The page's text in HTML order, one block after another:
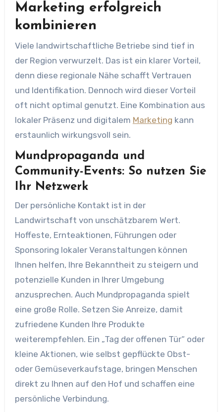
Marketing erfolgreich
kombinieren
Viele landwirtschaftliche Betriebe sind tief in
der Region verwurzelt. Das ist ein klarer Vorteil,
denn diese regionale Nähe schafft Vertrauen
und Identifikation. Dennoch wird dieser Vorteil
oft nicht optimal genutzt. Eine Kombination aus
lokaler Präsenz und digitalem Marketing kann
erstaunlich wirkungsvoll sein.
Mundpropaganda und
Community-Events: So nutzen Sie
Ihr Netzwerk
Der persönliche Kontakt ist in der
Landwirtschaft von unschätzbarem Wert.
Hoffeste, Ernteaktionen, Führungen oder
Sponsoring lokaler Veranstaltungen können
Ihnen helfen, Ihre Bekanntheit zu steigern und
potenzielle Kunden in Ihrer Umgebung
anzusprechen. Auch Mundpropaganda spielt
eine große Rolle. Setzen Sie Anreize, damit
zufriedene Kunden Ihre Produkte
weiterempfehlen. Ein „Tag der offenen Tür“ oder
kleine Aktionen, wie selbst gepflückte Obst-
oder Gemüseverkaufstage, bringen Menschen
direkt zu Ihnen auf den Hof und schaffen eine
persönliche Verbindung.